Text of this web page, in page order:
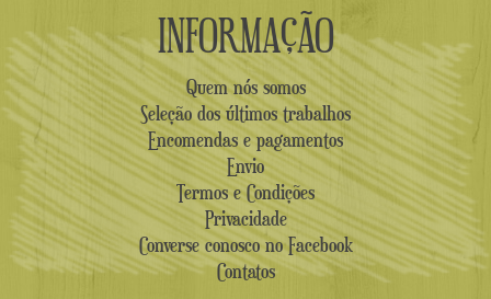
INFORMAÇÃO
Quem nós somos
Seleção dos últimos trabalhos
Encomendas e pagamentos
Envio
Termos e Condições
Privacidade
Converse conosco no Facebook
Contatos